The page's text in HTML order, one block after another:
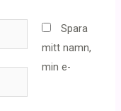
Spara
mitt namn,
min e-